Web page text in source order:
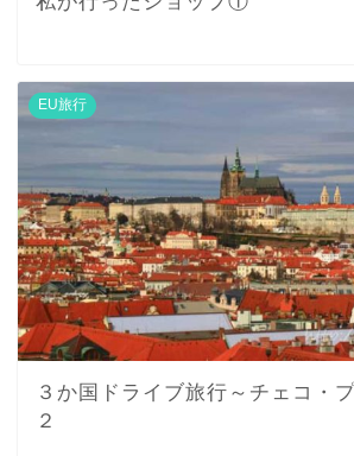
EU旅行
３か国ドライブ旅行～チェコ・
２